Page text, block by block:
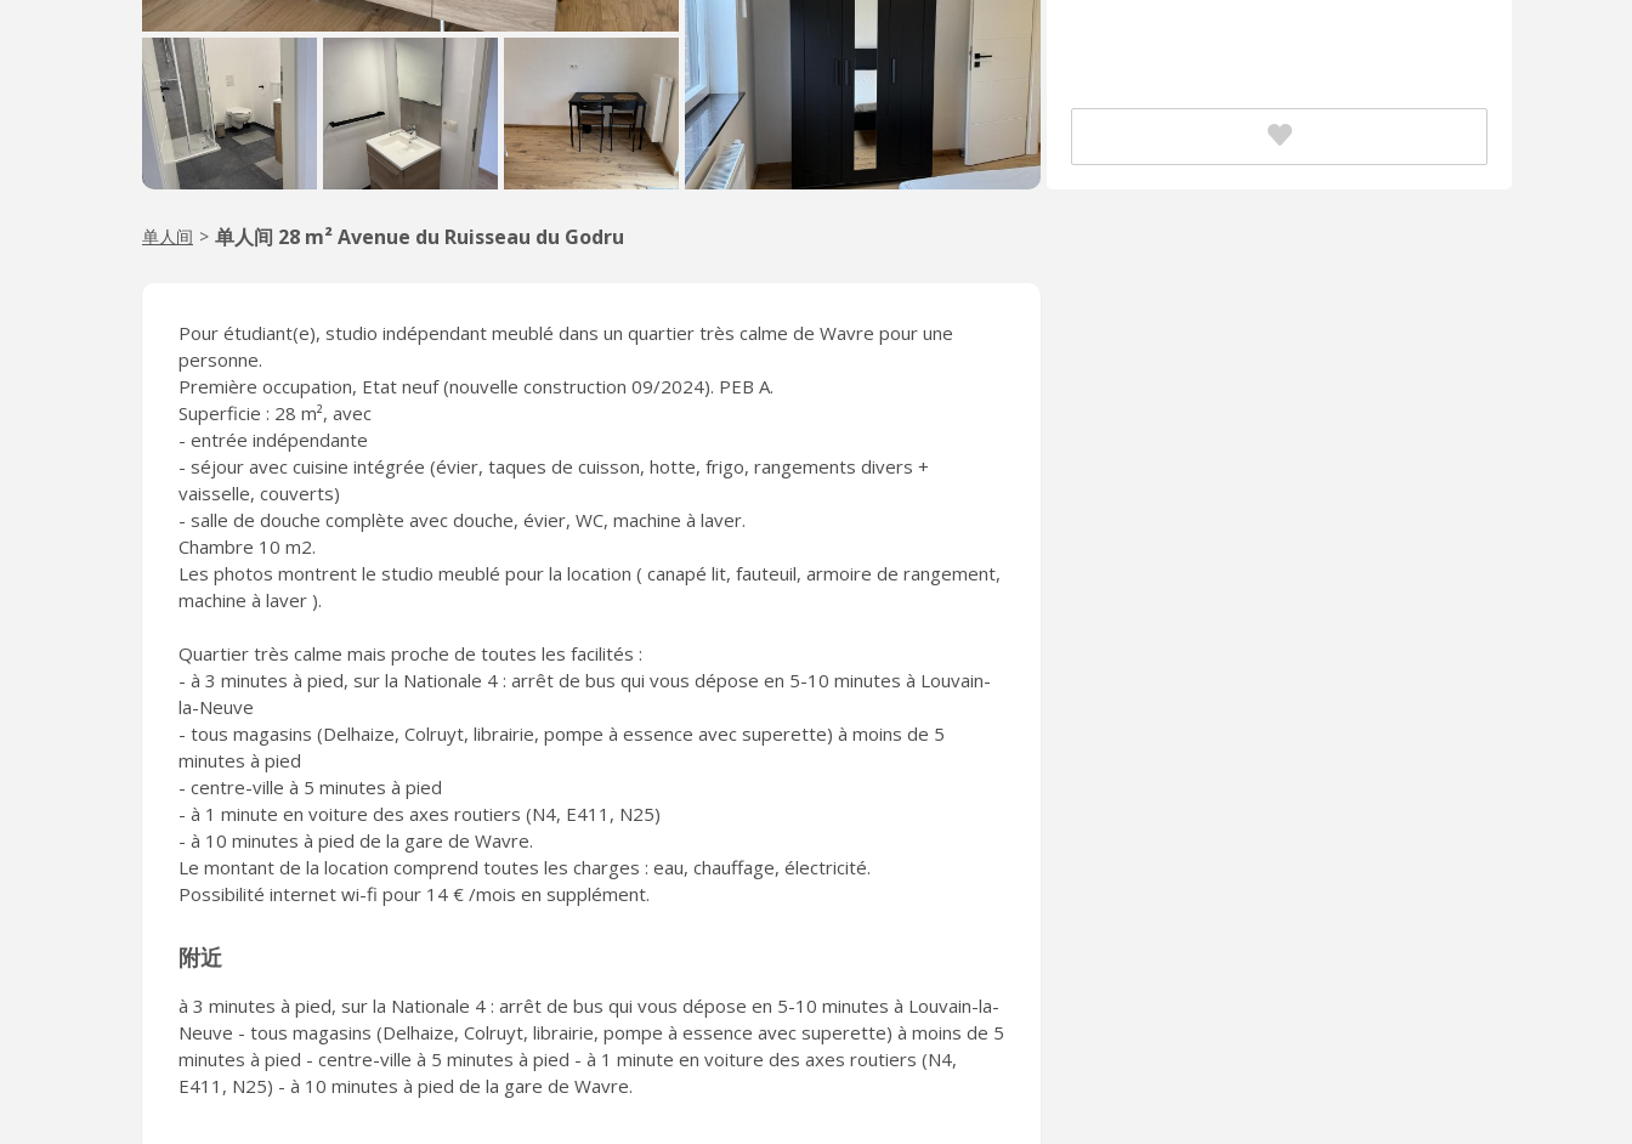
单人间 > 单人间 28 m² Avenue du Ruisseau du Godru
Pour étudiant(e), studio indépendant meublé dans un quartier très calme de Wavre pour une
personne.
Première occupation, Etat neuf (nouvelle construction 09/2024). PEB A.
Superficie : 28 m², avec
- entrée indépendante
- séjour avec cuisine intégrée (évier, taques de cuisson, hotte, frigo, rangements divers +
vaisselle, couverts)
- salle de douche complète avec douche, évier, WC, machine à laver.
Chambre 10 m2.
Les photos montrent le studio meublé pour la location ( canapé lit, fauteuil, armoire de rangement,
machine à laver ).
Quartier très calme mais proche de toutes les facilités :
- à 3 minutes à pied, sur la Nationale 4 : arrêt de bus qui vous dépose en 5-10 minutes à Louvain-
la-Neuve
- tous magasins (Delhaize, Colruyt, librairie, pompe à essence avec superette) à moins de 5
minutes à pied
- centre-ville à 5 minutes à pied
- à 1 minute en voiture des axes routiers (N4, E411, N25)
- à 10 minutes à pied de la gare de Wavre.
Le montant de la location comprend toutes les charges : eau, chauffage, électricité.
Possibilité internet wi-fi pour 14 € /mois en supplément.
附近
à 3 minutes à pied, sur la Nationale 4 : arrêt de bus qui vous dépose en 5-10 minutes à Louvain-la-
Neuve - tous magasins (Delhaize, Colruyt, librairie, pompe à essence avec superette) à moins de 5
minutes à pied - centre-ville à 5 minutes à pied - à 1 minute en voiture des axes routiers (N4,
E411, N25) - à 10 minutes à pied de la gare de Wavre.